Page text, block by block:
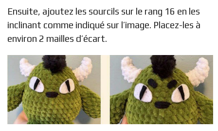
Ensuite, ajoutez les sourcils sur le rang 16 en les
inclinant comme indiqué sur l’image. Placez-les à
environ 2 mailles d’écart.